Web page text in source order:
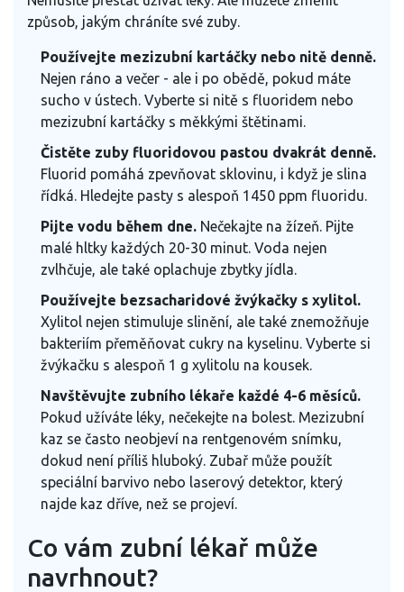
způsob, jakým chráníte své zuby.
Používejte mezizubní kartáčky nebo nitě denně.
Nejen ráno a večer - ale i po obědě, pokud máte
sucho v ústech. Vyberte si nitě s fluoridem nebo
mezizubní kartáčky s měkkými štětinami.
Čistěte zuby fluoridovou pastou dvakrát denně.
Fluorid pomáhá zpevňovat sklovinu, i když je slina
řídká. Hledejte pasty s alespoň 1450 ppm fluoridu.
Pijte vodu během dne. Nečekajte na žízeň. Pijte
malé hltky každých 20-30 minut. Voda nejen
zvlhčuje, ale také oplachuje zbytky jídla.
Používejte bezsacharidové žvýkačky s xylitol.
Xylitol nejen stimuluje slinění, ale také znemožňuje
bakteriím přeměňovat cukry na kyselinu. Vyberte si
žvýkačku s alespoň 1 g xylitolu na kousek.
Navštěvujte zubního lékaře každé 4-6 měsíců.
Pokud užíváte léky, nečekejte na bolest. Mezizubní
kaz se často neobjeví na rentgenovém snímku,
dokud není příliš hluboký. Zubař může použít
speciální barvivo nebo laserový detektor, který
najde kaz dříve, než se projeví.
Co vám zubní lékař může
navrhnout?